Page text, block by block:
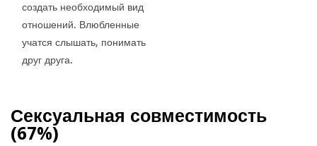
создать необходимый вид
отношений. Влюбленные
учатся слышать, понимать
друг друга.
Сексуальная совместимость
(67%)